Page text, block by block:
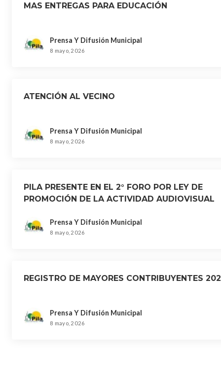
MAS ENTREGAS PARA EDUCACIÓN
Prensa Y Difusión Municipal
8 mayo, 2026
ATENCIÓN AL VECINO
Prensa Y Difusión Municipal
8 mayo, 2026
PILA PRESENTE EN EL 2° FORO POR LEY DE
PROMOCIÓN DE LA ACTIVIDAD AUDIOVISUAL
Prensa Y Difusión Municipal
8 mayo, 2026
REGISTRO DE MAYORES CONTRIBUYENTES
Prensa Y Difusión Municipal
8 mayo, 2026